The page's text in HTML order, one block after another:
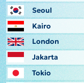
Seoul
Kairo
London
Jakarta
Tokio